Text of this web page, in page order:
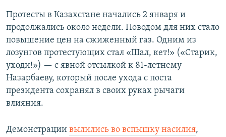
Протесты в Казахстане начались 2 января и
продолжались около недели. Поводом для них стало
повышение цен на сжиженный газ. Одним из
лозунгов протестующих стал «Шал, кет!» («Старик,
уходи!») — с явной отсылкой к 81-летнему
Назарбаеву, который после ухода с поста
президента сохранял в своих руках рычаги
влияния.
Демонстрации вылились во вспышку насилия,